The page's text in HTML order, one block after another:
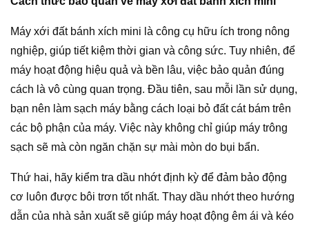
Máy xới đất bánh xích mini là công cụ hữu ích trong nông
nghiệp, giúp tiết kiệm thời gian và công sức. Tuy nhiên, để
máy hoạt động hiệu quả và bền lâu, việc bảo quản đúng
cách là vô cùng quan trọng. Đầu tiên, sau mỗi lần sử dụng,
bạn nên làm sạch máy bằng cách loại bỏ đất cát bám trên
các bộ phận của máy. Việc này không chỉ giúp máy trông
sạch sẽ mà còn ngăn chặn sự mài mòn do bụi bẩn.
Thứ hai, hãy kiểm tra dầu nhớt định kỳ để đảm bảo động
cơ luôn được bôi trơn tốt nhất. Thay dầu nhớt theo hướng
dẫn của nhà sản xuất sẽ giúp máy hoạt động êm ái và kéo